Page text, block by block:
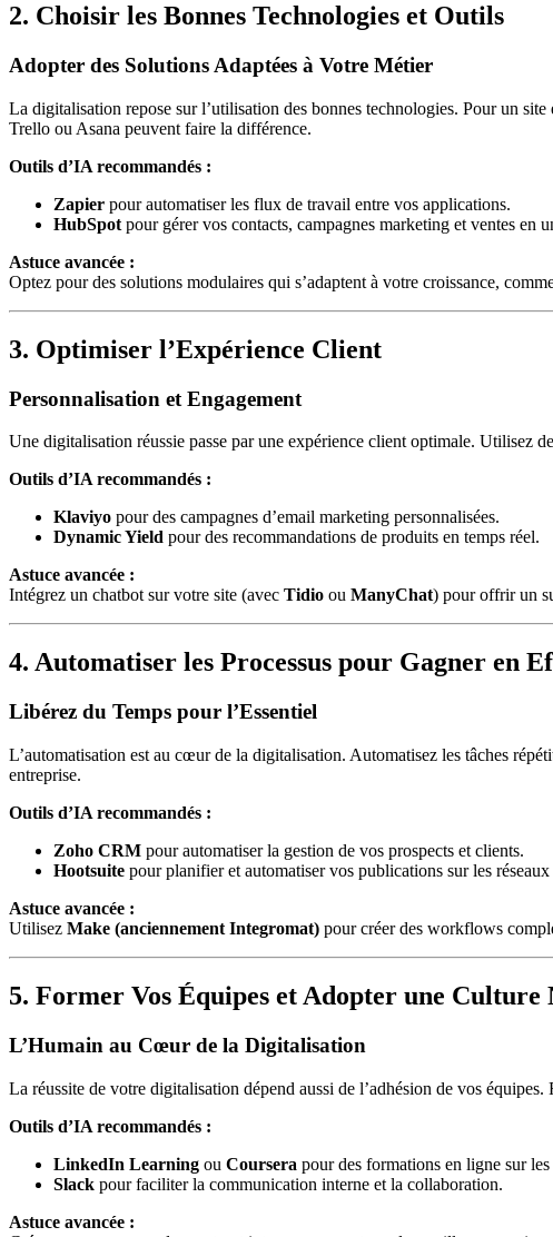
2. Choisir les Bonnes Technologies et Outils
Adopter des Solutions Adaptées à Votre Métier
La digitalisation repose sur l’utilisation des bonnes technologies. Pour un
Trello ou Asana peuvent faire la différence.
Outils d’IA recommandés :
Zapier pour automatiser les flux de travail entre vos applications.
HubSpot pour gérer vos contacts, campagnes marketing et ventes en
Astuce avancée :
Optez pour des solutions modulaires qui s’adaptent à votre croissance,
3. Optimiser l’Expérience Client
Personnalisation et Engagement
Une digitalisation réussie passe par une expérience client optimale. Utilisez
Outils d’IA recommandés :
Klaviyo pour des campagnes d’email marketing personnalisées.
Dynamic Yield pour des recommandations de produits en temps réel.
Astuce avancée :
Intégrez un chatbot sur votre site (avec Tidio ou ManyChat) pour offrir un
4. Automatiser les Processus pour Gagner en
Libérez du Temps pour l’Essentiel
L’automatisation est au cœur de la digitalisation. Automatisez les tâches
entreprise.
Outils d’IA recommandés :
Zoho CRM pour automatiser la gestion de vos prospects et clients.
Hootsuite pour planifier et automatiser vos publications sur les
Astuce avancée :
Utilisez Make (anciennement Integromat) pour créer des workflows
5. Former Vos Équipes et Adopter une Culture
L’Humain au Cœur de la Digitalisation
La réussite de votre digitalisation dépend aussi de l’adhésion de vos
Outils d’IA recommandés :
LinkedIn Learning ou Coursera pour des formations en ligne sur
Slack pour faciliter la communication interne et la collaboration.
Astuce avancée :